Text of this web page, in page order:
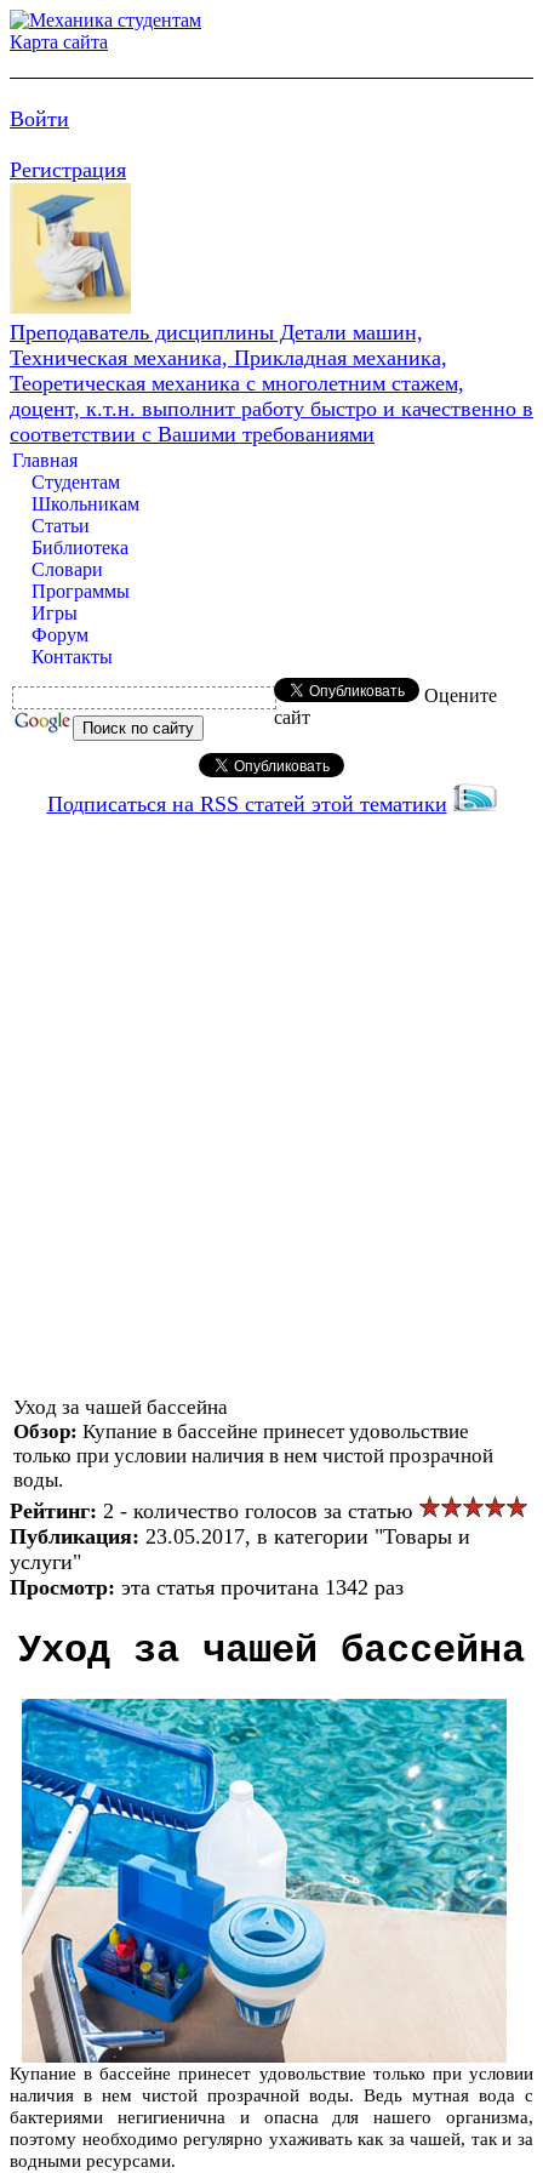
Карта сайта
Войти
Регистрация
Преподаватель дисциплины Детали машин,
Техническая механика, Прикладная механика,
Теоретическая механика с многолетним стажем,
доцент, к.т.н. выполнит работу быстро и качественно в
соответствии с Вашими требованиями
Главная
Студентам
Школьникам
Статьи
Библиотека
Словари
Программы
Игры
Форум
Контакты
Оцените
сайт
Подписаться на RSS статей этой тематики
Уход за чашей бассейна
Обзор: Купание в бассейне принесет удовольствие
только при условии наличия в нем чистой прозрачной
воды.
Рейтинг: 2 - количество голосов за статью
Публикация: 23.05.2017, в категории "Товары и
услуги"
Просмотр: эта статья прочитана 1342 раз
Уход за чашей бассейна
Купание в бассейне принесет удовольствие только при условии
наличия в нем чистой прозрачной воды. Ведь мутная вода с
бактериями негигиенична и опасна для нашего организма,
поэтому необходимо регулярно ухаживать как за чашей, так и за
водными ресурсами.